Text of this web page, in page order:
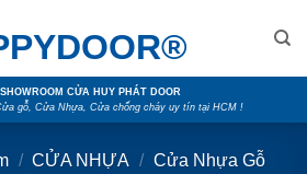
CỬA HUY PHÁT DOOR
gỗ, Cửa Nhựa, Cửa chống cháy uy tín tại HCM !
/ CỬA NHỰA / Cửa Nhựa Gỗ